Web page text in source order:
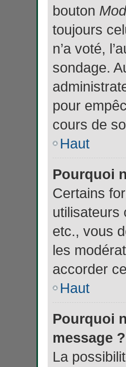
bouton
toujours
n’a voté,
sondage.
pour
cours de
Haut
Pourquoi
Certains
utilisateurs
etc., vous
les
accorder
Haut
Pourquoi
message ?
La